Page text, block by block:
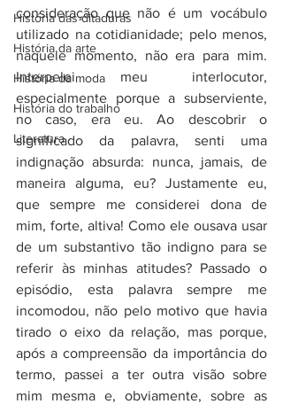
História das ditaduras
História da arte
História da moda
História do trabalho
Literatura
consideração que não é um vocábulo
utilizado na cotidianidade; pelo menos,
naquele momento, não era para mim.
Interpelei meu interlocutor,
especialmente porque a subserviente,
no caso, era eu. Ao descobrir o
significado da palavra, senti uma
indignação absurda: nunca, jamais, de
maneira alguma, eu? Justamente eu,
que sempre me considerei dona de
mim, forte, altiva! Como ele ousava usar
de um substantivo tão indigno para se
referir às minhas atitudes? Passado o
episódio, esta palavra sempre me
incomodou, não pelo motivo que havia
tirado o eixo da relação, mas porque,
após a compreensão da importância do
termo, passei a ter outra visão sobre
mim mesma e, obviamente, sobre as